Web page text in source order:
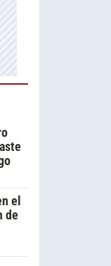
el
de